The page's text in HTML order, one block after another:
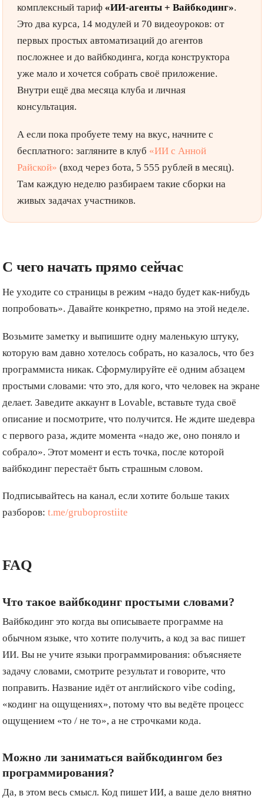
комплексный тариф «ИИ-агенты + Вайбкодинг».
Это два курса, 14 модулей и 70 видеоуроков: от
первых простых автоматизаций до агентов
посложнее и до вайбкодинга, когда конструктора
уже мало и хочется собрать своё приложение.
Внутри ещё два месяца клуба и личная
консультация.
А если пока пробуете тему на вкус, начните с
бесплатного: загляните в клуб «ИИ с Анной
Райской» (вход через бота, 5 555 рублей в месяц).
Там каждую неделю разбираем такие сборки на
живых задачах участников.
С чего начать прямо сейчас
Не уходите со страницы в режим «надо будет как-нибудь
попробовать». Давайте конкретно, прямо на этой неделе.
Возьмите заметку и выпишите одну маленькую штуку,
которую вам давно хотелось собрать, но казалось, что без
программиста никак. Сформулируйте её одним абзацем
простыми словами: что это, для кого, что человек на экране
делает. Заведите аккаунт в Lovable, вставьте туда своё
описание и посмотрите, что получится. Не ждите шедевра
с первого раза, ждите момента «надо же, оно поняло и
собрало». Этот момент и есть точка, после которой
вайбкодинг перестаёт быть страшным словом.
Подписывайтесь на канал, если хотите больше таких
разборов: t.me/gruboprostiite
FAQ
Что такое вайбкодинг простыми словами?
Вайбкодинг это когда вы описываете программе на
обычном языке, что хотите получить, а код за вас пишет
ИИ. Вы не учите языки программирования: объясняете
задачу словами, смотрите результат и говорите, что
поправить. Название идёт от английского vibe coding,
«кодинг на ощущениях», потому что вы ведёте процесс
ощущением «то / не то», а не строчками кода.
Можно ли заниматься вайбкодингом без
программирования?
Да, в этом весь смысл. Код пишет ИИ, а ваше дело внятно